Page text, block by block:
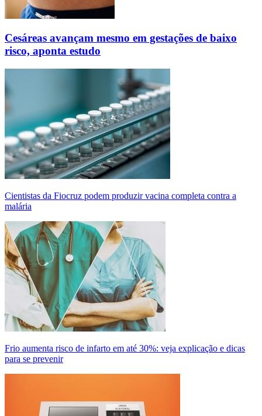
Cesáreas avançam mesmo em gestações de baixo
risco, aponta estudo
Cientistas da Fiocruz podem produzir vacina completa contra a
malária
Frio aumenta risco de infarto em até 30%: veja explicação e dicas
para se prevenir